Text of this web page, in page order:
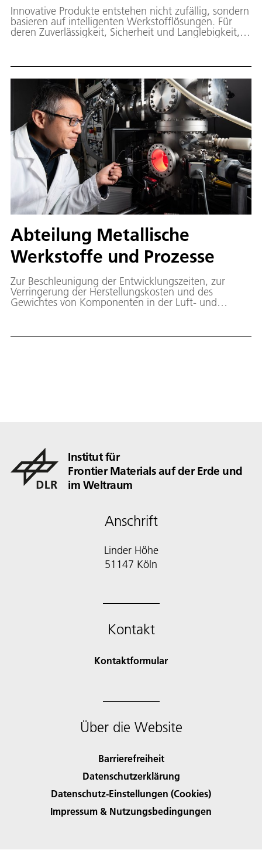
Innovative Produkte entstehen nicht zufällig, sondern
basieren auf intelligenten Werkstofflösungen. Für
deren Zuverlässigkeit, Sicherheit und Langlebigkeit,
können.
Abteilung Metallische
Werkstoffe und Prozesse
Zur Beschleunigung der Entwicklungszeiten, zur
Verringerung der Herstellungskosten und des
Gewichtes von Komponenten in der Luft- und
metallische Werkstoffe und Strukturen, deren
Institut für
Frontier Materials auf der Erde und
im Weltraum
Anschrift
Linder Höhe
51147 Köln
Kontakt
Kontaktformular
Über die Website
Barrierefreiheit
Datenschutzerklärung
Datenschutz-Einstellungen (Cookies)
Impressum & Nutzungsbedingungen